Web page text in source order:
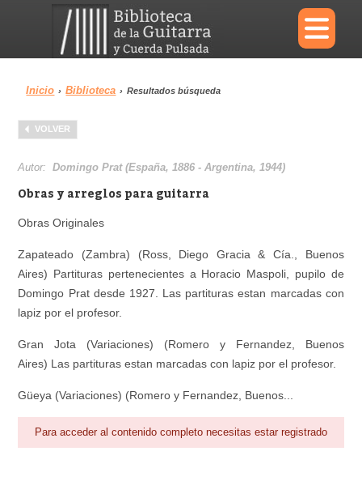
×
Menu
Biblioteca Diccionario
Área personal Reproductor
Inicio › Biblioteca › Resultados búsqueda
VOLVER
Autor:Domingo Prat (España, 1886 - Argentina, 1944)
Obras y arreglos para guitarra
Obras Originales
Zapateado (Zambra) (Ross, Diego Gracia & Cía., Buenos
Aires) Partituras pertenecientes a Horacio Maspoli, pupilo de
Domingo Prat desde 1927. Las partituras estan marcadas con
lapiz por el profesor.
Gran Jota (Variaciones) (Romero y Fernandez, Buenos
Aires) Las partituras estan marcadas con lapiz por el profesor.
Güeya (Variaciones) (Romero y Fernandez, Buenos...
Para acceder al contenido completo necesitas estar registrado